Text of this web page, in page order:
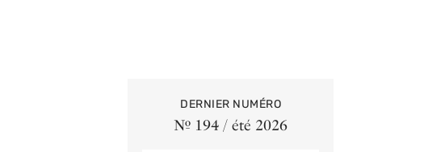
DERNIER NUMÉRO
Nº 194 / été 2026